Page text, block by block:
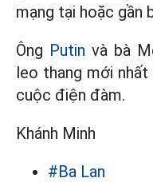
mạng tại hoặc gần
Ông Putin và bà
leo thang mới
cuộc điện đàm.
Khánh Minh
#Ba Lan